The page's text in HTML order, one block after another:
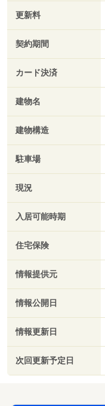
更新料
契約期間
カード決済
建物名
建物構造
駐車場
現況
入居可能時期
住宅保険
情報提供元
情報公開日
情報更新日
次回更新予定日